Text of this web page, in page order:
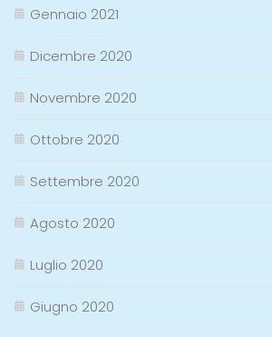
Gennaio 2021
Dicembre 2020
Novembre 2020
Ottobre 2020
Settembre 2020
Agosto 2020
Luglio 2020
Giugno 2020